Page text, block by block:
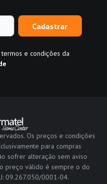
Cadastrar
e condições da
Os preços e condições
para compras
sofrer alteração sem aviso
preço válido é sempre o do
09.267.050/0001-04.